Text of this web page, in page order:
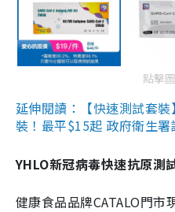
點擊
延伸閱讀：【快速測試套
裝！最平$15起 政府衛生
YHLO新冠病毒快速抗原測
健康食品品牌CATALO門市